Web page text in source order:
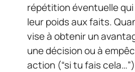
répétition éventuelle
leur poids aux faits.
vise à obtenir un
une décision ou à
action (“si tu fais